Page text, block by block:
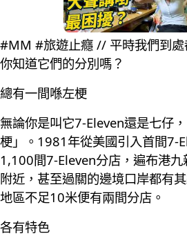
#MM #旅遊止癮 // 平時我們到處
你知道它們的分別嗎？
總有一間喺左梗
無論你是叫它7-Eleven還是七仔
梗」。1981年從美國引入首間7-
1,100間7-Eleven分店，遍布港
附近，甚至過關的邊境口岸都有
地區不足10米便有兩間分店。
各有特色